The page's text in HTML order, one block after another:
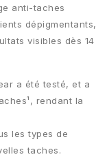
anti-taches
dépigmentants,
visibles dès 14
a été testé, et a
rendant la
les types de
taches.